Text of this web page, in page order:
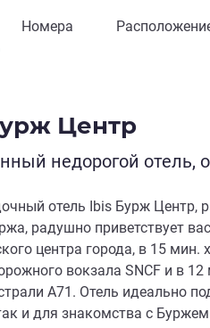
Номера
Центр
недорогой отель,
отель Ibis Бурж Центр,
радушно приветствует
центра города, в 15 мин.
вокзала SNCF и в
A71. Отель идеально
и для знакомства с